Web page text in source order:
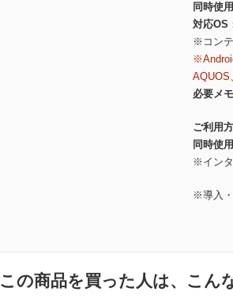
同時使
対応OS
※コン
AQUOS
必要メ
ご利用
同時使
※イン
※導入
この商品を買った人は、こん